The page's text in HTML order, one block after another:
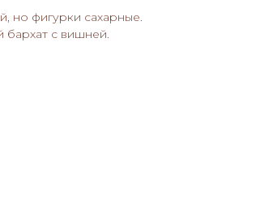
но фигурки сахарные.
бархат с вишней.